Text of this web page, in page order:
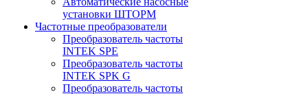
установки ШТОРМ
Частотные преобразователи
Преобразователь частоты
INTEK SPE
Преобразователь частоты
INTEK SPK G
Преобразователь частоты